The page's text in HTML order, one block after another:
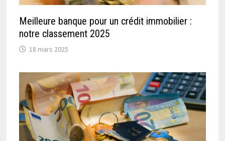
Meilleure banque pour un crédit immobilier :
notre classement 2025
18 mars 2025